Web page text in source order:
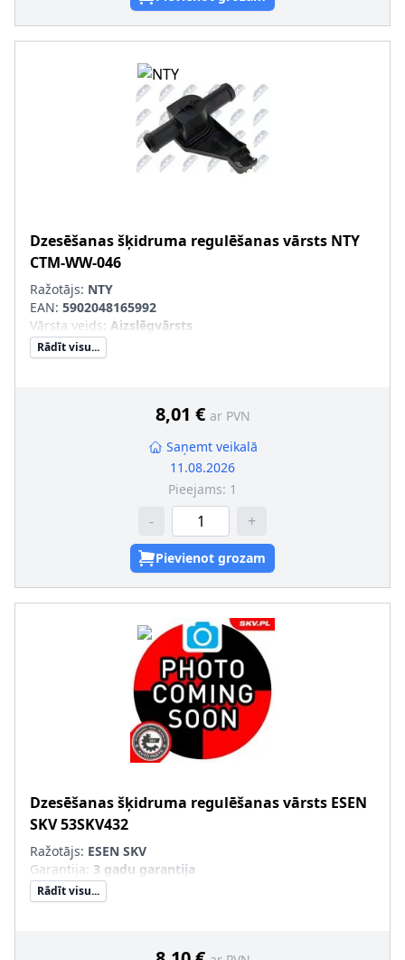
Dzesēšanas šķidruma regulēšanas vārsts NTY
CTM-WW-046
Ražotājs: NTY
EAN: 5902048165992
Vārsta veids: Aizslēgvārsts
Rādīt visu...
8,01 € ar PVN
Saņemt veikalā
11.08.2026
Pieejams: 1
- +
Pievienot grozam
Dzesēšanas šķidruma regulēšanas vārsts ESEN
SKV53SKV432
Ražotājs: ESEN SKV
Garantija: 3 gadu garantija
Rādīt visu...